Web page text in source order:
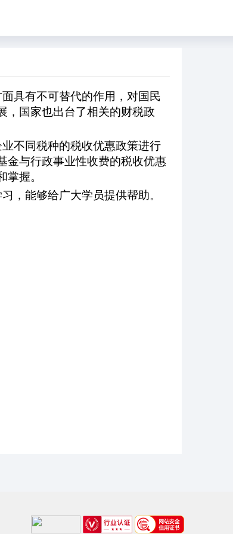
具有不可替代的作用，对国民
，国家也出台了相关的财税政
不同税种的税收优惠政策进行
金与行政事业性收费的税收优惠
握。
，能够给广大学员提供帮助。